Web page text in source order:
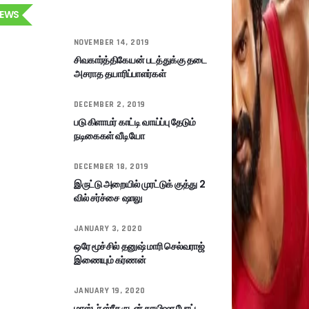
NOVEMBER 14, 2019
சிவகார்த்திகேயன் படத்துக்கு தடை
அசராத தயாரிப்பாளர்கள்
DECEMBER 2, 2019
படு கிளாமர் காட்டி வாய்ப்பு தேடும்
நடிகைகள் வீடியோ
DECEMBER 18, 2019
இருட்டு அறையில் முரட்டுக் குத்து 2
வில் சர்ச்சை ஷாலு
JANUARY 3, 2020
ஒரே மூச்சில் தனுஷ் மாரி செல்வராஜ்
இணையும் கர்ணன்
JANUARY 19, 2020